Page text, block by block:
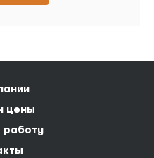
цены
работу